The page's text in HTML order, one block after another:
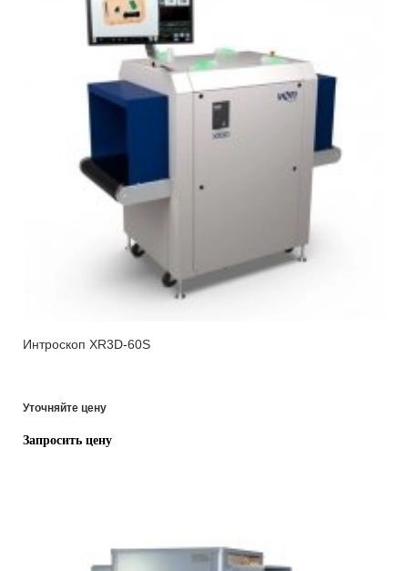
Интроскоп XR3D-60S
Уточняйте цену
Запросить цену